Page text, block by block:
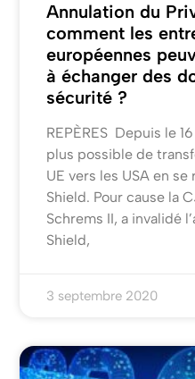
Annulation du
comment les
européennes
à échanger des
sécurité ?
REPÈRES Depuis le
plus possible de
UE vers les USA en
Shield. Pour cause la
Schrems II, a invalidé
Shield,
3 septembre 2020